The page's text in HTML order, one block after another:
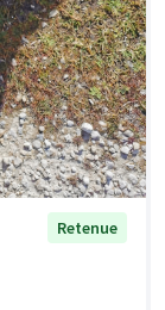
Retenue